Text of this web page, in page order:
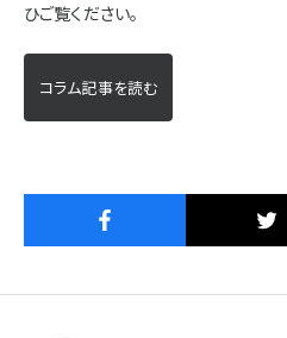
ひご覧ください。
コラム記事を読む
アクセス
住まいと暮らしのコラム
住宅展示場出展に関するご案内